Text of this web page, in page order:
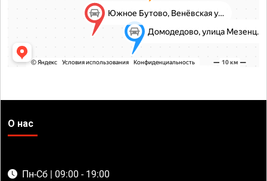
О нас
Пн-Сб | 09:00 - 19:00